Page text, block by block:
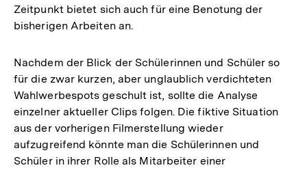
Zeitpunkt bietet sich auch für eine Benotung der
bisherigen Arbeiten an.
Nachdem der Blick der Schülerinnen und Schüler so
für die zwar kurzen, aber unglaublich verdichteten
Wahlwerbespots geschult ist, sollte die Analyse
einzelner aktueller Clips folgen. Die fiktive Situation
aus der vorherigen Filmerstellung wieder
aufzugreifend könnte man die Schülerinnen und
Schüler in ihrer Rolle als Mitarbeiter einer